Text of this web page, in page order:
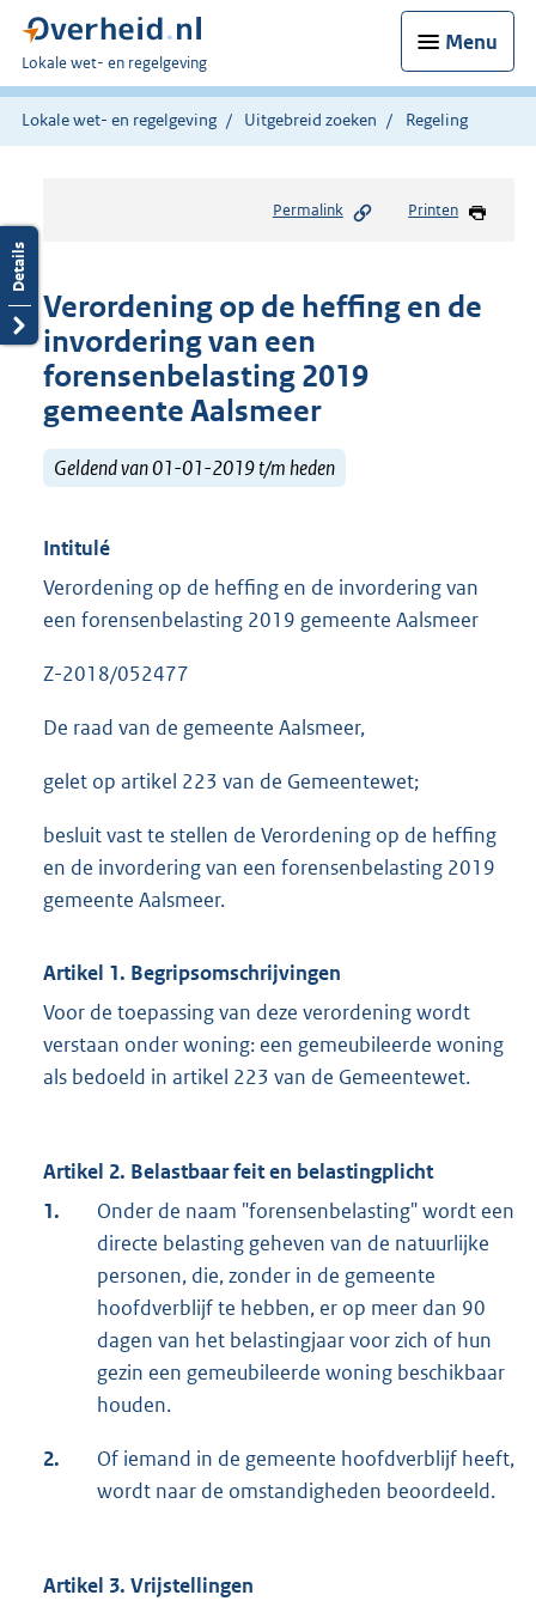
Menu
U
bent
hier:
Lokale wet- en regelgeving
Lokale wet- en regelgeving Uitgebreid zoeken Regeling
Permalink Printen
Verordening op de heffing en de
invordering van een
forensenbelasting 2019
gemeente Aalsmeer
Geldend van 01-01-2019 t/m heden
Intitulé
Verordening op de heffing en de invordering van
een forensenbelasting 2019 gemeente Aalsmeer
Z-2018/052477
De raad van de gemeente Aalsmeer,
gelet op artikel 223 van de Gemeentewet;
besluit vast te stellen de Verordening op de heffing
en de invordering van een forensenbelasting 2019
gemeente Aalsmeer.
Artikel 1. Begripsomschrijvingen
Voor de toepassing van deze verordening wordt
verstaan onder woning: een gemeubileerde woning
als bedoeld in artikel 223 van de Gemeentewet.
Artikel 2. Belastbaar feit en belastingplicht
1.
Onder de naam "forensenbelasting" wordt een
directe belasting geheven van de natuurlijke
personen, die, zonder in de gemeente
hoofdverblijf te hebben, er op meer dan 90
dagen van het belastingjaar voor zich of hun
gezin een gemeubileerde woning beschikbaar
houden.
2.
Of iemand in de gemeente hoofdverblijf heeft,
wordt naar de omstandigheden beoordeeld.
Artikel 3. Vrijstellingen